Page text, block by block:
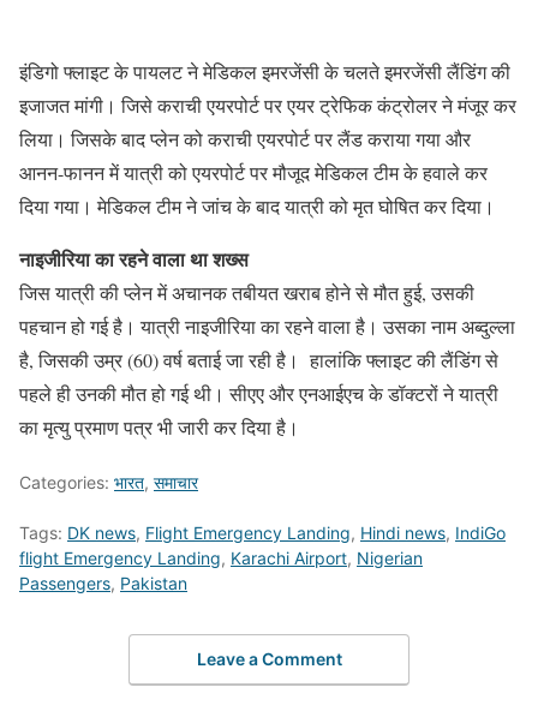
इंडिगो फ्लाइट के पायलट ने मेडिकल इमरजेंसी के चलते इमरजेंसी लैंडिंग की
इजाजत मांगी। जिसे कराची एयरपोर्ट पर एयर ट्रेफिक कंट्रोलर ने मंजूर कर
लिया। जिसके बाद प्लेन को कराची एयरपोर्ट पर लैंड कराया गया और
आनन-फानन में यात्री को एयरपोर्ट पर मौजूद मेडिकल टीम के हवाले कर
दिया गया। मेडिकल टीम ने जांच के बाद यात्री को मृत घोषित कर दिया।
नाइजीरिया का रहने वाला था शख्स
जिस यात्री की प्लेन में अचानक तबीयत खराब होने से मौत हुई, उसकी
पहचान हो गई है। यात्री नाइजीरिया का रहने वाला है। उसका नाम अब्दुल्ला
है, जिसकी उम्र (60) वर्ष बताई जा रही है। हालांकि फ्लाइट की लैंडिंग से
पहले ही उनकी मौत हो गई थी। सीएए और एनआईएच के डॉक्टरों ने यात्री
का मृत्यु प्रमाण पत्र भी जारी कर दिया है।
Categories: भारत, समाचार
Tags: DK news, Flight Emergency Landing, Hindi news, IndiGo
flight Emergency Landing, Karachi Airport, Nigerian
Passengers, Pakistan
Leave a Comment